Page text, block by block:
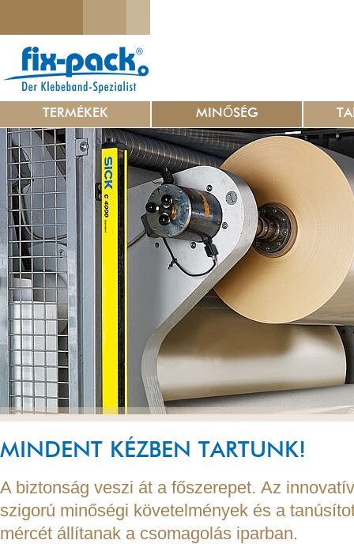
TERMÉKEK MINŐSÉG
MINDENT KÉZBEN TARTUNK!
A biztonság veszi át a főszerepet. Az
szigorú minőségi követelmények és a
mércét állítanak a csomagolás iparban.